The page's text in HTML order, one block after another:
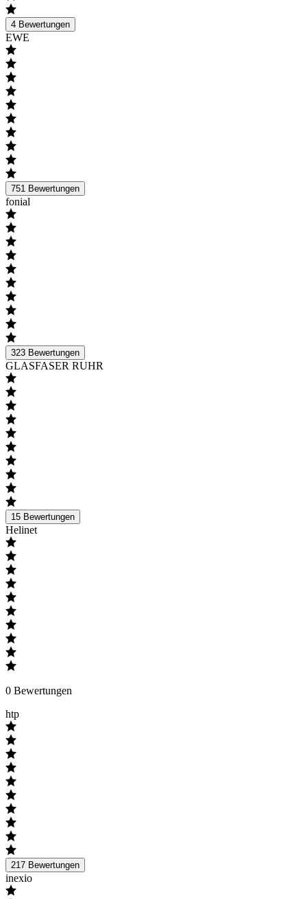
4 Bewertungen
EWE
751 Bewertungen
fonial
323 Bewertungen
GLASFASER RUHR
15 Bewertungen
Helinet
0 Bewertungen
htp
217 Bewertungen
inexio